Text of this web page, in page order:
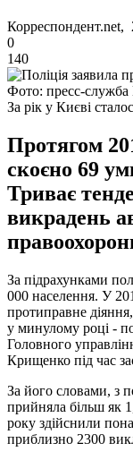
Корреспондент.net,
0
140
Фото: пресс-
За рік у Києві
Протягом
скоєно 69
Триває
викрадень
За підрахунками
000 населення. У
протиправне
у минулому році -
Головного
Крищенко під час
За його словами, з
прийняла більш як
року здійснили
приблизно 2300